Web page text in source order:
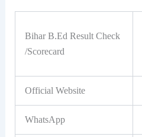
Bihar B.Ed Result Check
/Scorecard
Official Website
WhatsApp